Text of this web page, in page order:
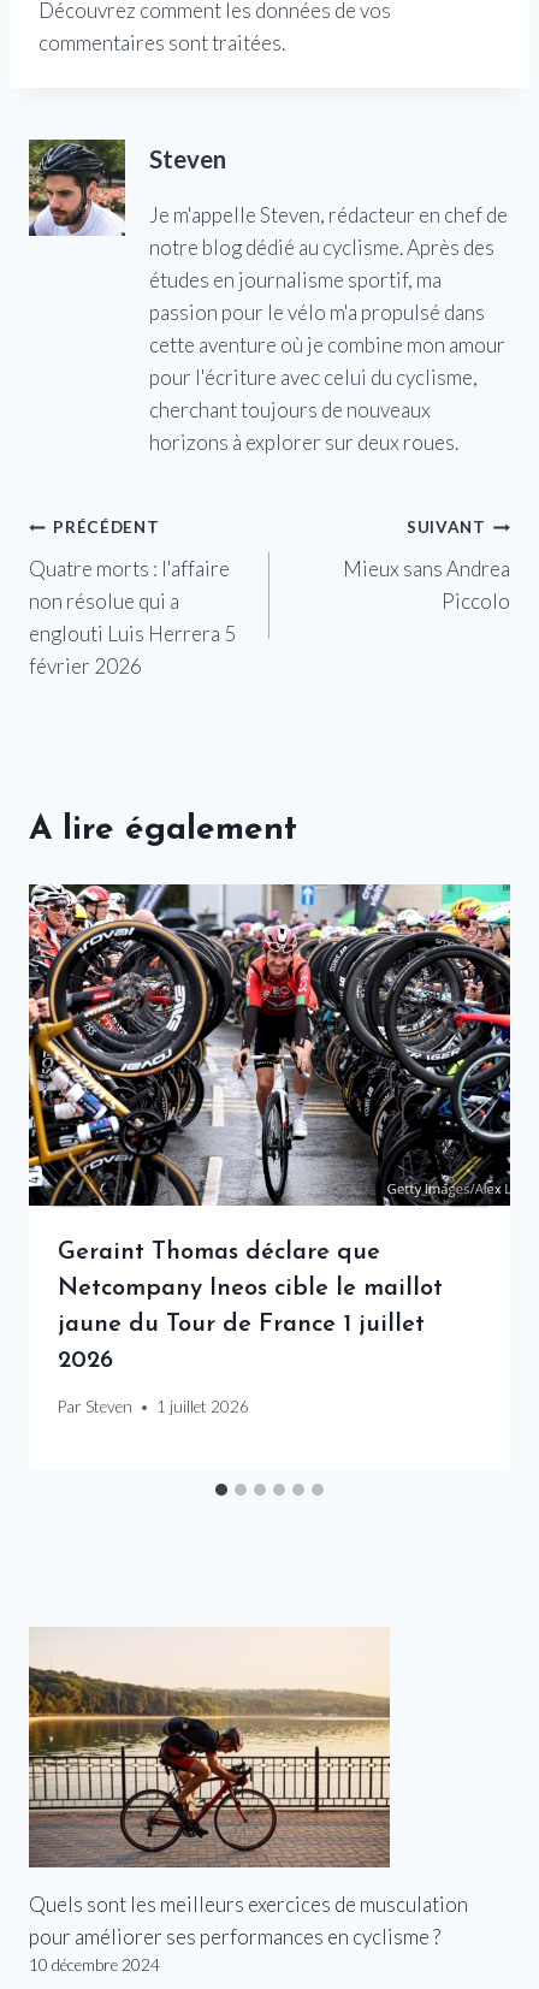
Découvrez comment les données de vos
commentaires sont traitées.
Steven
Je m'appelle Steven, rédacteur en chef de
notre blog dédié au cyclisme. Après des
études en journalisme sportif, ma
passion pour le vélo m'a propulsé dans
cette aventure où je combine mon amour
pour l'écriture avec celui du cyclisme,
cherchant toujours de nouveaux
horizons à explorer sur deux roues.
Navigation
de
l’article
PRÉCÉDENT
Quatre morts : l'affaire
non résolue qui a
englouti Luis Herrera 5
février 2026
SUIVANT
Mieux sans Andrea
Piccolo
A lire également
Geraint Thomas déclare que
Netcompany Ineos cible le maillot
jaune du Tour de France 1 juillet
2026
Par Steven 1 juillet 2026
Quels sont les meilleurs exercices de musculation
pour améliorer ses performances en cyclisme ?
10 décembre 2024